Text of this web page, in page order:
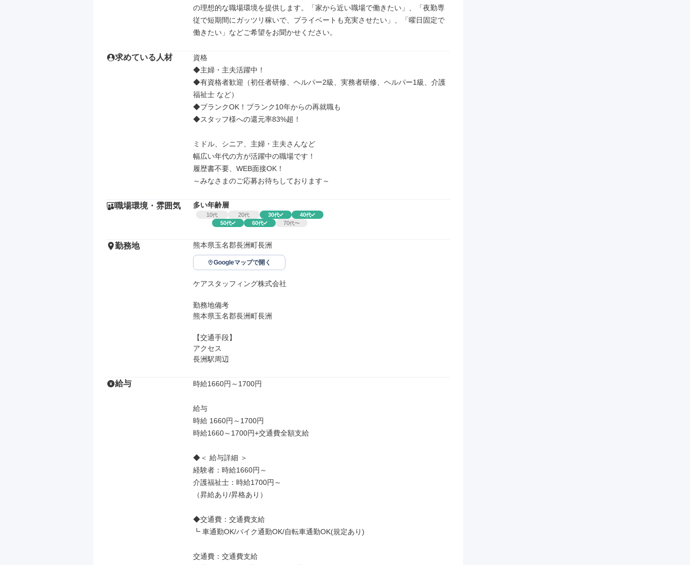
の理想的な職場環境を提供します。「家から近い職場で働きたい」、「夜勤専
従で短期間にガッツリ稼いで、プライベートも充実させたい」、「曜日固定で
働きたい」などご希望をお聞かせください。
求めている人材
資格
◆主婦・主夫活躍中！
◆有資格者歓迎（初任者研修、ヘルパー2級、実務者研修、ヘルパー1級、介護
福祉士 など）
◆ブランクOK！ブランク10年からの再就職も
◆スタッフ様への還元率83%超！
ミドル、シニア、主婦・主夫さんなど
幅広い年代の方が活躍中の職場です！
履歴書不要、WEB面接OK！
～みなさまのご応募お待ちしております～
職場環境・雰囲気 多い年齢層
10代 20代 30代 40代
50代 60代 70代〜
勤務地 熊本県玉名郡長洲町長洲
Googleマップで開く
ケアスタッフィング株式会社
勤務地備考
熊本県玉名郡長洲町長洲
【交通手段】
アクセス
長洲駅周辺
給与 時給1660円～1700円
給与
時給 1660円～1700円
時給1660～1700円+交通費全額支給
◆＜ 給与詳細 ＞
経験者：時給1660円～
介護福祉士：時給1700円～
（昇給あり/昇格あり）
◆交通費：交通費支給
┗ 車通勤OK/バイク通勤OK/自転車通勤OK(規定あり)
交通費：交通費支給